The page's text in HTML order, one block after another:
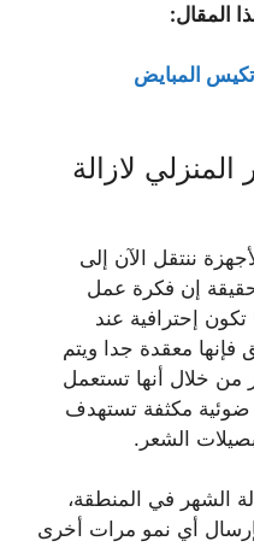
المقال:
المبايض
لازالة
ننتقل الآن إلى
إن فكرة عمل
إحترافية عند
فإنها معقدة جدا ويتم
من خلال أنها تستعمل
مكثفة تستهدف
الشعر.
الشهر في المنطقة،
أي نمو مرات أخرى